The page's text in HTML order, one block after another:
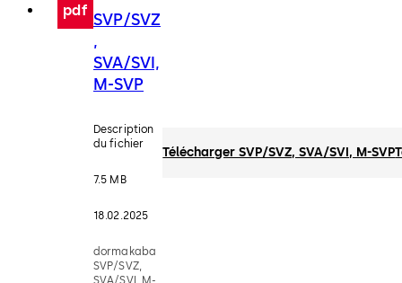
pdf SVP/SVZ
,
SVA/SVI,
M-SVP
Description
du fichier
7.5 MB
18.02.2025
dormakaba
SVP/SVZ,
SVA/SVI, M-
Télécharger SVP/SVZ, SVA/SVI, M-SVP